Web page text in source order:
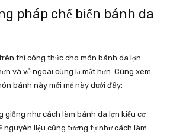
pháp chế biến bánh da
thì công thức cho món bánh da lợn
và vẻ ngoài cũng lạ mắt hơn. Cùng xem
bánh này mới mẻ này dưới đây:
giống như cách làm bánh da lợn kiểu cơ
nguyên liệu cũng tương tự như cách làm